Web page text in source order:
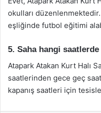
okulları
eşliğinde futbol eğitimi
5. Saha hangi saatlerde
Atapark Atakan Kurt Halı
saatlerinden gece geç
kapanış saatleri için